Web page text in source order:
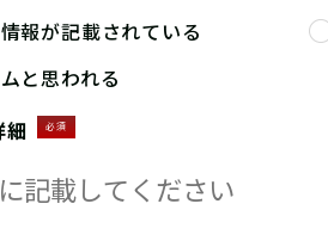
報が記載されている
と思われる
細
必須